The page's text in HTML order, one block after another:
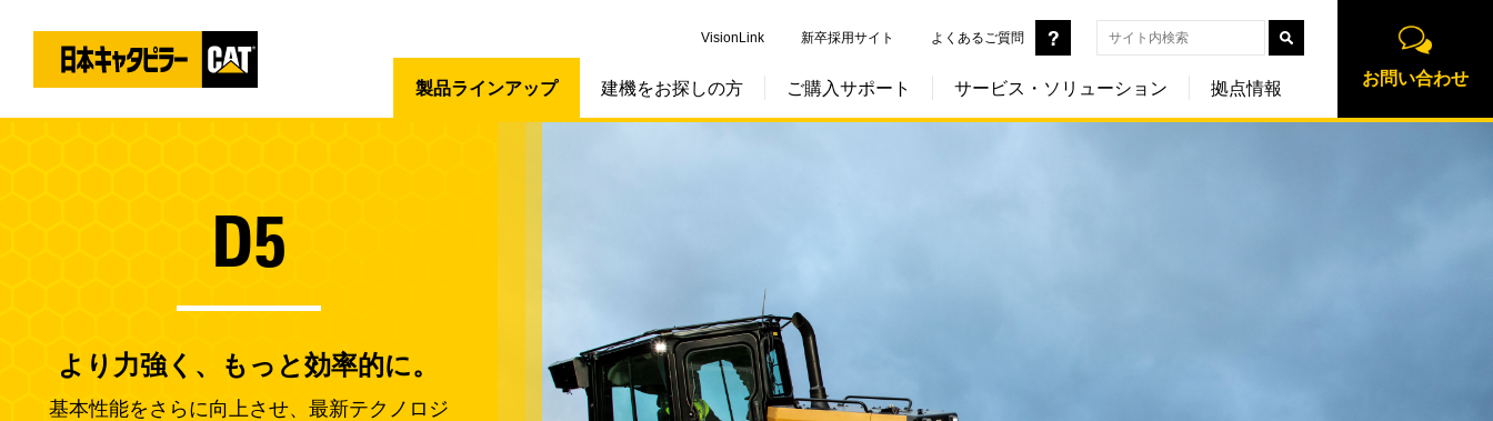
VisionLink 新卒採用サイト よくあるご質問
製品ラインアップ 建機をお探しの方 ご購入サポート サービス・ソリューション 拠点情報
お問い合わせ
D5
より力強く、もっと効率的に。
基本性能をさらに向上させ、最新テクノロジ